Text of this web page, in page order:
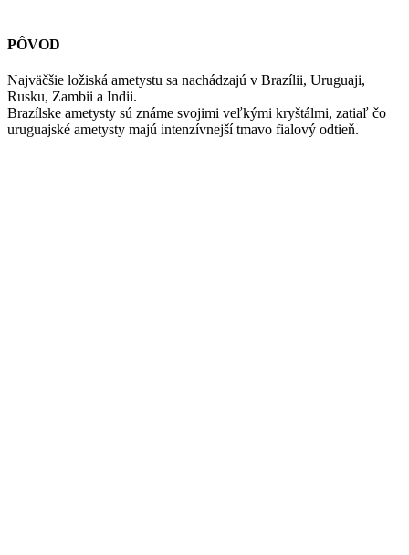
PÔVOD
Najväčšie ložiská ametystu sa nachádzajú v Brazílii, Uruguaji,
Rusku, Zambii a Indii.
Brazílske ametysty sú známe svojimi veľkými kryštálmi, zatiaľ čo
uruguajské ametysty majú intenzívnejší tmavo fialový odtieň.